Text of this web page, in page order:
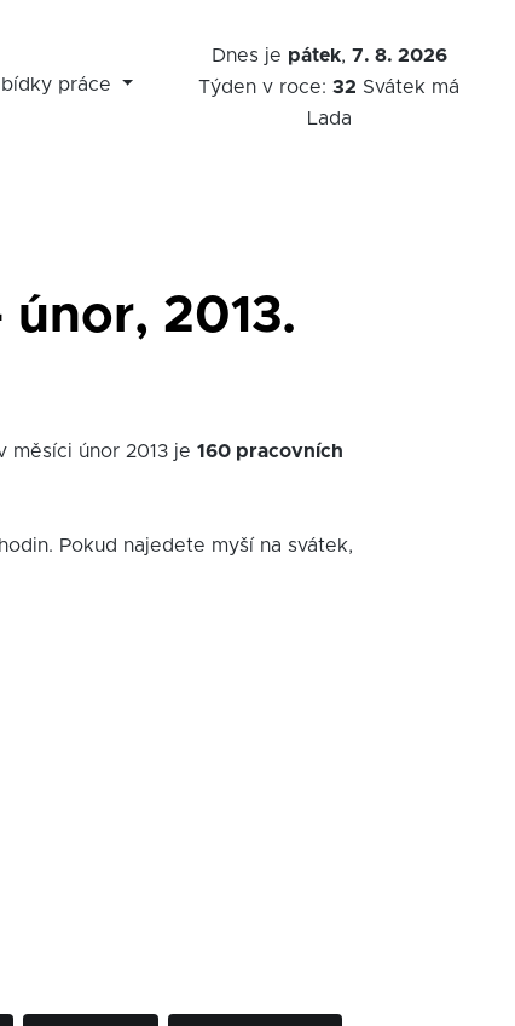
práce
Dnes je pátek, 7. 8. 2026
Týden v roce:32 Svátek má
Lada
2013.
měsíci únor 2013 je 160 pracovních
Pokud najedete myší na svátek,